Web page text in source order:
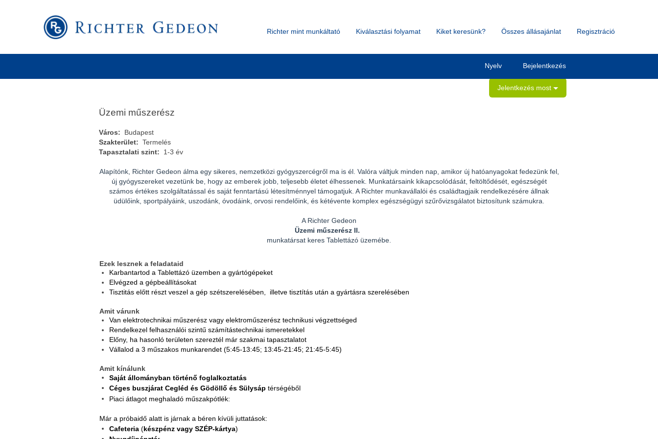
Richter mint munkáltató Kiválasztási folyamat Kiket keresünk? Összes állásajánlat Regisztráció
Nyelv Bejelentkezés
Keresés kulcsszó szerint
Jelentkezés most
Üzemi műszerész
Város: Budapest
Szakterület: Termelés
Tapasztalati szint: 1-3 év
Alapítónk, Richter Gedeon álma egy sikeres, nemzetközi gyógyszercégről ma is él. Valóra váltjuk minden nap, amikor új hatóanyagokat fedezünk fel,
új gyógyszereket vezetünk be, hogy az emberek jobb, teljesebb életet élhessenek. Munkatársaink kikapcsolódását, feltöltődését, egészségét
számos értékes szolgáltatással és saját fenntartású létesítménnyel támogatjuk. A Richter munkavállalói és családtagjaik rendelkezésére állnak
üdülőink, sportpályáink, uszodánk, óvodáink, orvosi rendelőink, és kétévente komplex egészségügyi szűrővizsgálatot biztosítunk számukra.
A Richter Gedeon
Üzemi műszerész II.
munkatársat keres Tablettázó üzemébe.
Ezek lesznek a feladataid
Karbantartod a Tablettázó üzemben a gyártógépeket
Elvégzed a gépbeállításokat
Tisztitás előtt részt veszel a gép szétszerelésében, illetve tisztítás után a gyártásra szerelésében
Amit várunk
Van elektrotechnikai műszerész vagy elektroműszerész technikusi végzettséged
Rendelkezel felhasználói szintű számítástechnikai ismeretekkel
Előny, ha hasonló területen szereztél már szakmai tapasztalatot
Vállalod a 3 műszakos munkarendet (5:45-13:45; 13:45-21:45; 21:45-5:45)
Amit kínálunk
Saját állományban történő foglalkoztatás
Céges buszjárat Cegléd és Gödöllő és Sülysáp térségéből
Piaci átlagot meghaladó műszakpótlék:
Már a próbaidő alatt is járnak a béren kívüli juttatások:
Cafeteria (készpénz vagy SZÉP-kártya)